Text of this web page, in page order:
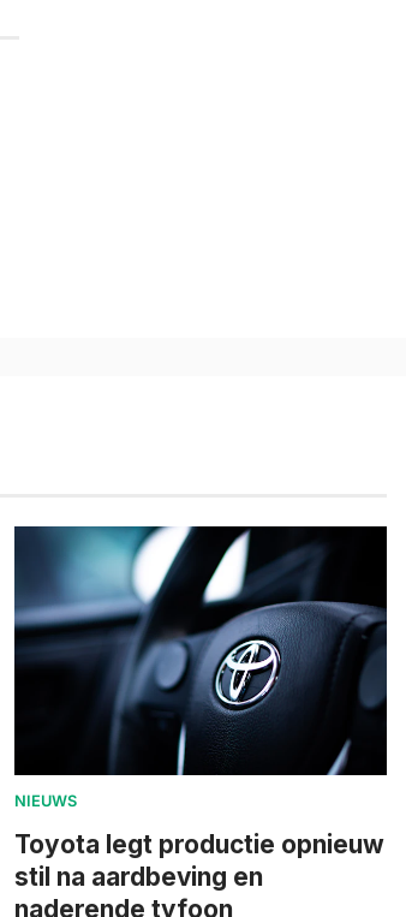
NIEUWS
Toyota legt productie opnieuw
stil na aardbeving en
naderende tyfoon